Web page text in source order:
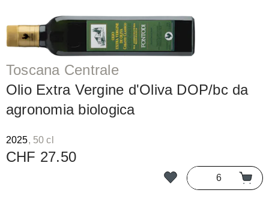
Toscana Centrale
Olio Extra Vergine d'Oliva DOP/bc da
agronomia biologica
2025, 50 cl
CHF 27.50